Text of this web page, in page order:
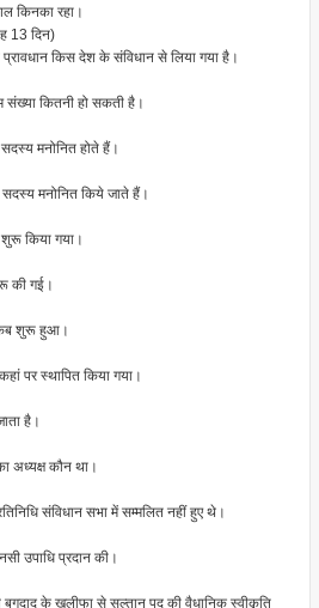
किनका रहा।
13 दिन)
किस देश के संविधान से लिया गया है।
कितनी हो सकती है।
सदस्य मनोनित होते हैं।
सदस्य मनोनित किये जाते हैं।
शुरू किया गया।
की गई।
कब शुरू हुआ।
पर स्थापित किया गया।
है।
अध्यक्ष कौन था।
संविधान सभा में सम्मलित नहीं हुए थे।
उपाधि प्रदान की।
के खलीफा से सुल्तान पद की वैधानिक स्वीकृति